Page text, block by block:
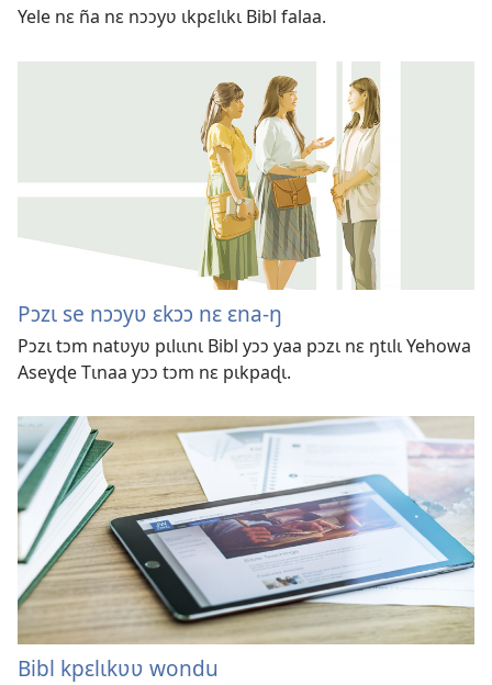
Yele nɛ ña nɛ nɔɔyʋ ɩkpɛlɩkɩ Bibl falaa.
Pɔzɩ se nɔɔyʋ ɛkɔɔ nɛ ɛna-ŋ
Pɔzɩ tɔm natʋyʋ pɩlɩɩnɩ Bibl yɔɔ yaa pɔzɩ nɛ ŋtɩlɩ Yehowa
Aseɣɖe Tɩnaa yɔɔ tɔm nɛ pɩkpaɖɩ.
Bibl kpɛlɩkʋʋ wondu